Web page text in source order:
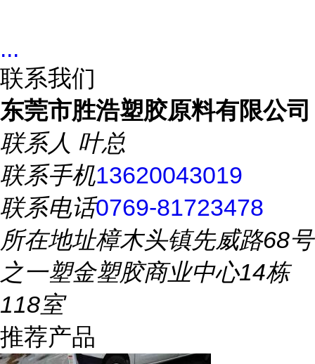
...
联系我们
东莞市胜浩塑胶原料有限公司
联系人 叶总
联系手机13620043019
联系电话0769-81723478
所在地址樟木头镇先威路68号
之一塑金塑胶商业中心14栋
118室
推荐产品